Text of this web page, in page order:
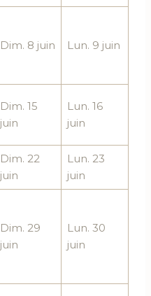
Dim. 8 juin Lun. 9 juin
Dim. 15
juin
Lun. 16
juin
Dim. 22
juin
Lun. 23
juin
Dim. 29
juin
Lun. 30
juin